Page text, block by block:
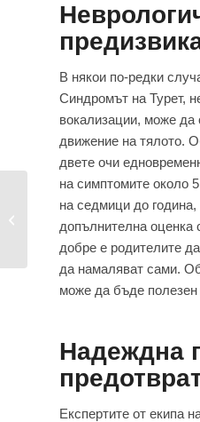
В някои по-редки
Синдромът на Турет,
вокализации, може да
движение на тялото.
двете очи
на симптомите около
на седмици до
допълнителна оценка
добре е родителите
да намаляват сами.
може да бъде полезен
Надеждна
Експертите от екипа
Дигитална умора –
съвременното...